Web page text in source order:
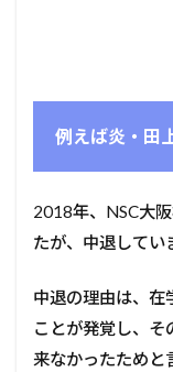
例えば炎・田
2018年、NSC大
たが、中退してい
中退の理由は、在
ことが発覚し、そ
来なかったためと